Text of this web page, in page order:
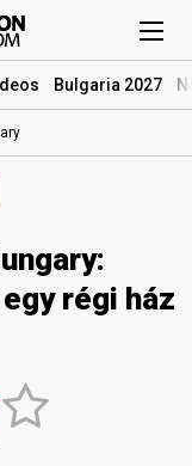
Bulgaria 2027
régi ház